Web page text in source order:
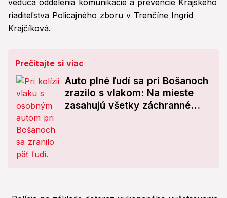
vedúca oddelenia komunikácie a prevencie Krajského
riaditeľstva Policajného zboru v Trenčíne Ingrid
Krajčíková.
Prečítajte si viac
Auto plné ľudí sa pri Bošanoch
zrazilo s vlakom: Na mieste
zasahujú všetky záchranné